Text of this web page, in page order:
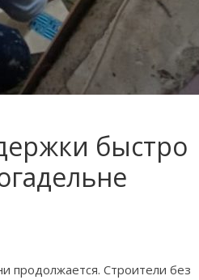
быстро
продолжается. Строители без